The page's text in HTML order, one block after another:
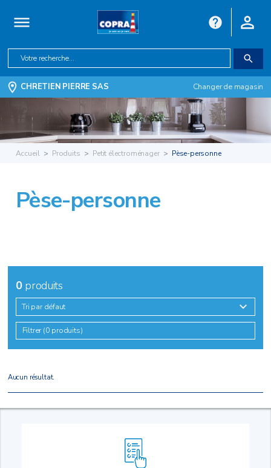
CHRETIEN PIERRE SAS Changer de magasin
Accueil Produits Petit électroménager Pèse-personne
Pèse-personne
0produits
Tri par défaut
Filtrer (0 produits)
Aucun résultat.